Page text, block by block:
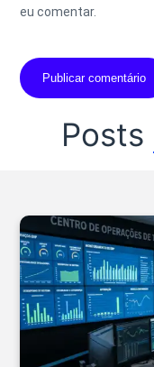
eu comentar.
Posts